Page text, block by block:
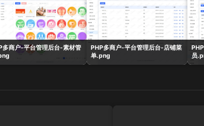
多商户-平台管理后台-素材管
PHP多商户-平台管理后台-店铺菜
单.png
员